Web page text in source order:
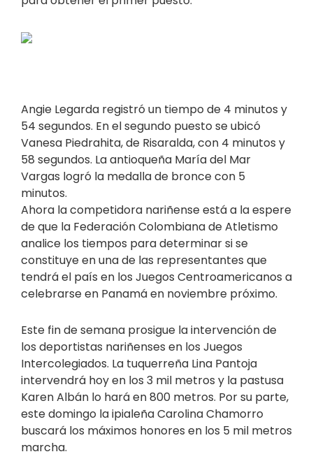
Angie Legarda registró un tiempo de 4 minutos y
54 segundos. En el segundo puesto se ubicó
Vanesa Piedrahita, de Risaralda, con 4 minutos y
58 segundos. La antioqueña María del Mar
Vargas logró la medalla de bronce con 5
minutos.
Ahora la competidora nariñense está a la espere
de que la Federación Colombiana de Atletismo
analice los tiempos para determinar si se
constituye en una de las representantes que
tendrá el país en los Juegos Centroamericanos a
celebrarse en Panamá en noviembre próximo.
Este fin de semana prosigue la intervención de
los deportistas nariñenses en los Juegos
Intercolegiados. La tuquerreña Lina Pantoja
intervendrá hoy en los 3 mil metros y la pastusa
Karen Albán lo hará en 800 metros. Por su parte,
este domingo la ipialeña Carolina Chamorro
buscará los máximos honores en los 5 mil metros
marcha.